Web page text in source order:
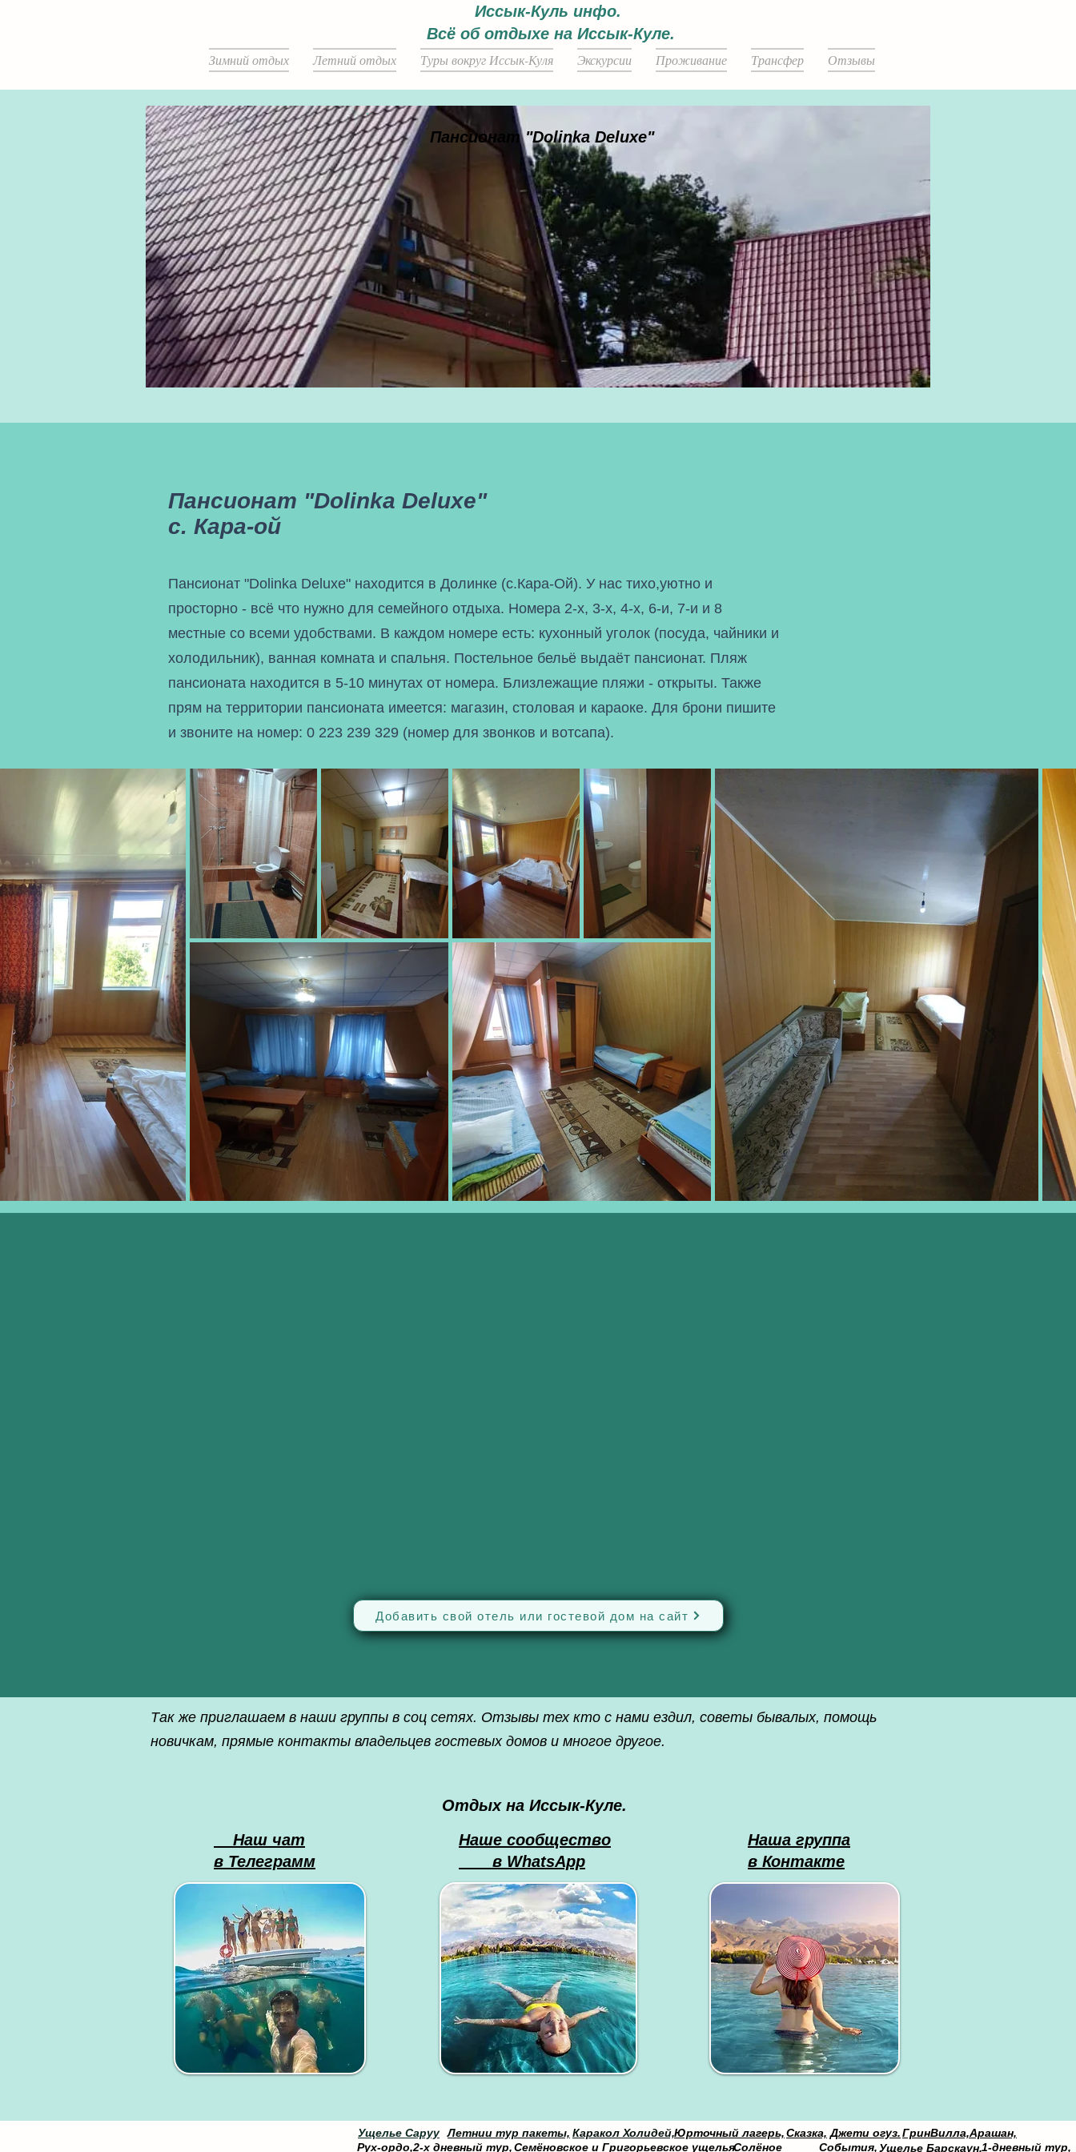
Иссык-Куль инфо.
Всё об отдыхе на Иссык-Куле.
Зимний отдых Летний отдых Туры вокруг Иссык-Куля Экскурсии Проживание Трансфер Отзывы
Пансионат "Dolinka Deluxe"
Пансионат "Dolinka Deluxe"
c. Кара-ой
Пансионат "Dolinka Deluxe" находится в Долинке (с.Кара-Ой). У нас тихо,уютно и
просторно - всё что нужно для семейного отдыха. Номера 2-х, 3-х, 4-х, 6-и, 7-и и 8
местные со всеми удобствами. В каждом номере есть: кухонный уголок (посуда, чайники и
холодильник), ванная комната и спальня. Постельное бельё выдаёт пансионат. Пляж
пансионата находится в 5-10 минутах от номера. Близлежащие пляжи - открыты. Также
прям на территории пансионата имеется: магазин, столовая и караоке. Для брони пишите
и звоните на номер: 0 223 239 329 (номер для звонков и вотсапа).
Добавить свой отель или гостевой дом на сайт
Так же приглашаем в наши группы в соц сетях. Отзывы тех кто с нами ездил, советы бывалых, помощь
новичкам, прямые контакты владельцев гостевых домов и многое другое.
Отдых на Иссык-Куле.
Наш чат
в Телеграмм
Наше сообщество
в WhatsApp
Наша группа
в Контакте
Ущелье Саруу Летнии тур пакеты, Каракол Холидей,Юрточный лагерь,
Рух-ордо,2-х дневный тур,Семёновское и Григорьевское ущелья.
Сказка,
Солёное
Джети огуз.ГринВилла,Арашан,
События,Ущелье Барскаун,1-дневный тур,